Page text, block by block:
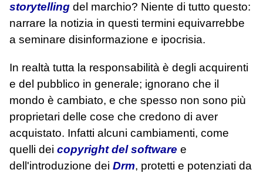
storytelling del marchio? Niente di tutto questo:
narrare la notizia in questi termini equivarrebbe
a seminare disinformazione e ipocrisia.
In realtà tutta la responsabilità è degli acquirenti
e del pubblico in generale; ignorano che il
mondo è cambiato, e che spesso non sono più
proprietari delle cose che credono di aver
acquistato. Infatti alcuni cambiamenti, come
quelli dei copyright del software e
dell'introduzione dei Drm, protetti e potenziati da